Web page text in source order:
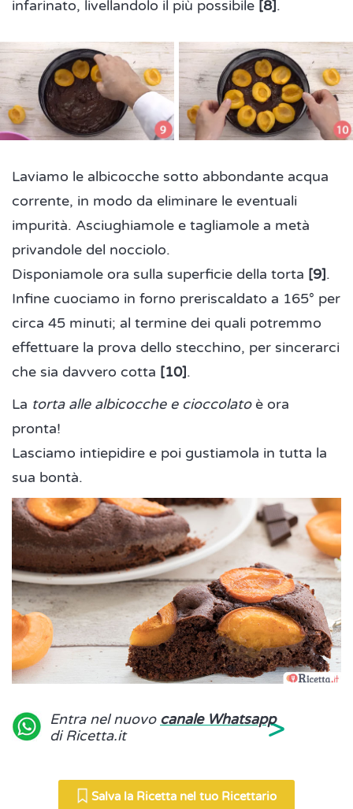
infarinato, livellandolo il più possibile [8].
Laviamo le albicocche sotto abbondante acqua
corrente, in modo da eliminare le eventuali
impurità. Asciughiamole e tagliamole a metà
privandole del nocciolo.
Disponiamole ora sulla superficie della torta [9].
Infine cuociamo in forno preriscaldato a 165° per
circa 45 minuti; al termine dei quali potremmo
effettuare la prova dello stecchino, per sincerarci
che sia davvero cotta [10].
La torta alle albicocche e cioccolatoè ora
pronta!
Lasciamo intiepidire e poi gustiamola in tutta la
sua bontà.
Entra nel nuovo canale Whatsapp
di Ricetta.it
>
Salva la Ricetta nel tuo Ricettario